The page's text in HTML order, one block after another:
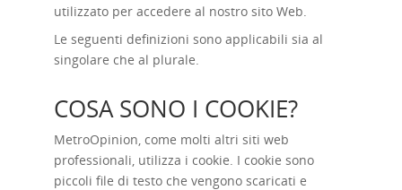
utilizzato per accedere al nostro sito Web.
Le seguenti definizioni sono applicabili sia al
singolare che al plurale.
COSA SONO I COOKIE?
MetroOpinion, come molti altri siti web
professionali, utilizza i cookie. I cookie sono
piccoli file di testo che vengono scaricati e